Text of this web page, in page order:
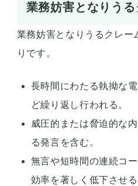
業務妨害となりう
業務妨害となりうるクレー
りです。
長時間にわたる執拗な
ど繰り返し行われる。
威圧的または脅迫的な
る発言を含む。
無言や短時間の連続コ
効率を著しく低下させる